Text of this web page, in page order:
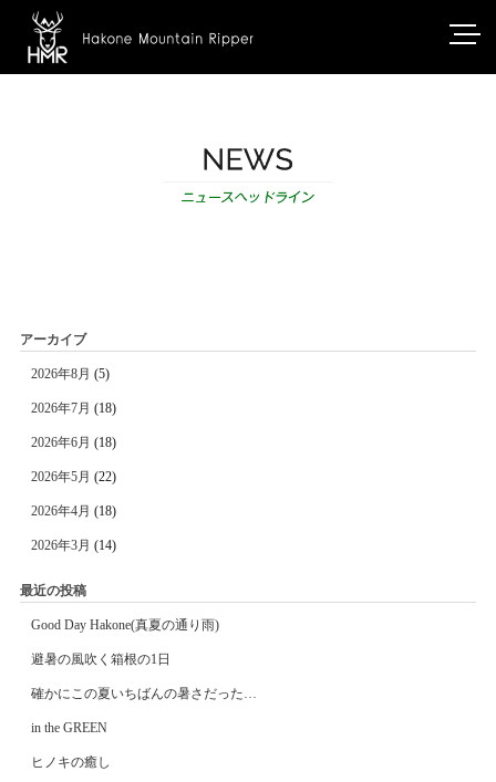
アーカイブ
2026年8月 (5)
2026年7月 (18)
2026年6月 (18)
2026年5月 (22)
2026年4月 (18)
2026年3月 (14)
最近の投稿
Good Day Hakone(真夏の通り雨)
避暑の風吹く箱根の1日
確かにこの夏いちばんの暑さだった…
in the GREEN
ヒノキの癒し